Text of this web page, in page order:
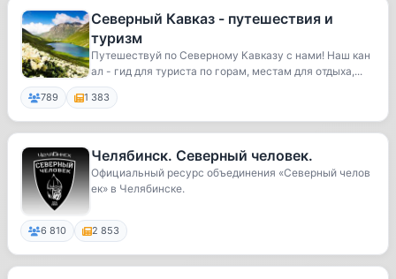
Северный Кавказ - путешествия и
туризм
Путешествуй по Северному Кавказу с нами! Наш кан
ал - гид для туриста по горам, местам для отдыха,...
789 1 383
Челябинск. Северный человек.
Официальный ресурс объединения «Северный челов
ек» в Челябинске.
6 810 2 853